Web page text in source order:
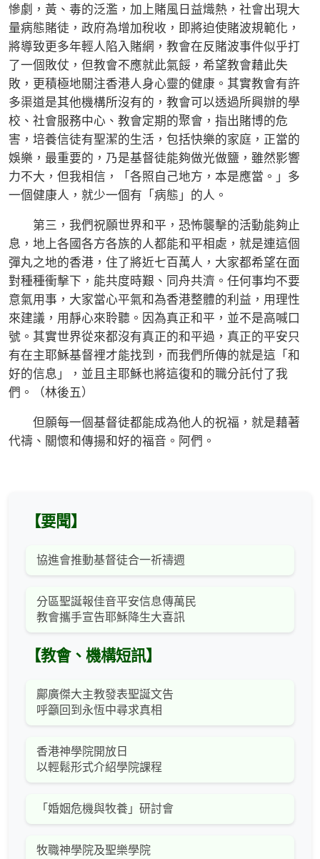
慘劇，黃、毒的泛濫，加上賭風日益熾熱，社會出現大
量病態賭徒，政府為增加稅收，即將迫使賭波規範化，
將導致更多年輕人陷入賭網，教會在反賭波事件似乎打
了一個敗仗，但教會不應就此氣餒，希望教會藉此失
敗，更積極地關注香港人身心靈的健康。其實教會有許
多渠道是其他機構所沒有的，教會可以透過所興辦的學
校、社會服務中心、教會定期的聚會，指出賭博的危
害，培養信徒有聖潔的生活，包括快樂的家庭，正當的
娛樂，最重要的，乃是基督徒能夠做光做鹽，雖然影響
力不大，但我相信，「各照自己地方，本是應當。」多
一個健康人，就少一個有「病態」的人。
第三，我們祝願世界和平，恐怖襲擊的活動能夠止
息，地上各國各方各族的人都能和平相處，就是連這個
彈丸之地的香港，住了將近七百萬人，大家都希望在面
對種種衝擊下，能共度時艱、同舟共濟。任何事均不要
意氣用事，大家當心平氣和為香港整體的利益，用理性
來建議，用靜心來聆聽。因為真正和平，並不是高喊口
號。其實世界從來都沒有真正的和平過，真正的平安只
有在主耶穌基督裡才能找到，而我們所傳的就是這「和
好的信息」，並且主耶穌也將這復和的職分託付了我
們。（林後五）
但願每一個基督徒都能成為他人的祝福，就是藉著
代禱、關懷和傳揚和好的福音。阿們。
【要聞】
協進會推動基督徒合一祈禱週
分區聖誕報佳音平安信息傳萬民
教會攜手宣告耶穌降生大喜訊
【教會、機構短訊】
鄺廣傑大主教發表聖誕文告
呼籲回到永恆中尋求真相
香港神學院開放日
以輕鬆形式介紹學院課程
「婚姻危機與牧養」研討會
牧職神學院及聖樂學院